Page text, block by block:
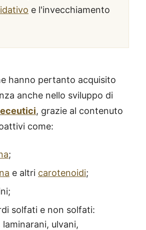
e l'invecchiamento
hanno pertanto acquisito
anche nello sviluppo di
, grazie al contenuto
come:
;
e altri carotenoidi;
solfati e non solfati:
laminarani, ulvani,